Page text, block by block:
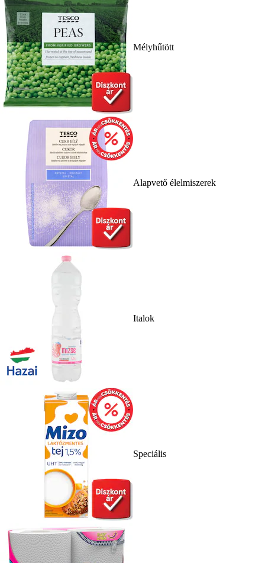
Mélyhűtött
Alapvető élelmiszerek
Italok
Speciális